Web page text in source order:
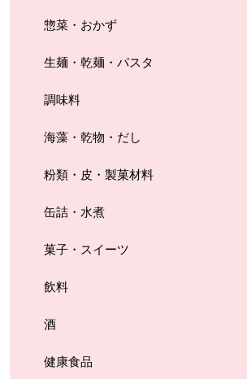
惣菜・おかず
生麺・乾麺・パスタ
調味料
海藻・乾物・だし
粉類・皮・製菓材料
缶詰・水煮
菓子・スイーツ
飲料
酒
健康食品